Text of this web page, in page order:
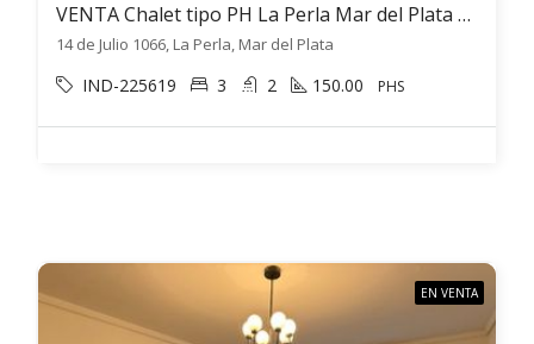
VENTA Chalet tipo PH La Perla Mar del Plata 4 ambientes con garaje
14 de Julio 1066, La Perla, Mar del Plata
IND-225619 3 2 150.00 PHS
EN VENTA